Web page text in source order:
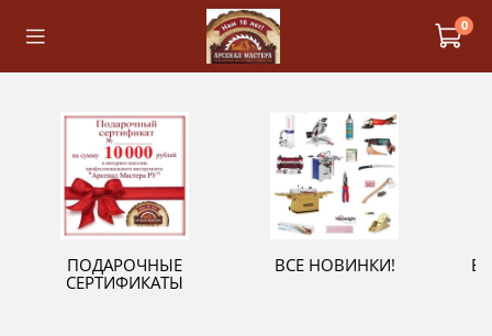
0
ПОДАРОЧНЫЕ
СЕРТИФИКАТЫ
ВСЕ НОВИНКИ!